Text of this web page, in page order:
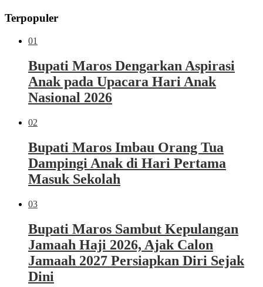
Terpopuler
01
Bupati Maros Dengarkan Aspirasi
Anak pada Upacara Hari Anak
Nasional 2026
02
Bupati Maros Imbau Orang Tua
Dampingi Anak di Hari Pertama
Masuk Sekolah
03
Bupati Maros Sambut Kepulangan
Jamaah Haji 2026, Ajak Calon
Jamaah 2027 Persiapkan Diri Sejak
Dini